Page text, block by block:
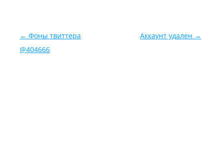
Навигация по записям
← Фоны твиттера
@404666
Аккаунт удален →